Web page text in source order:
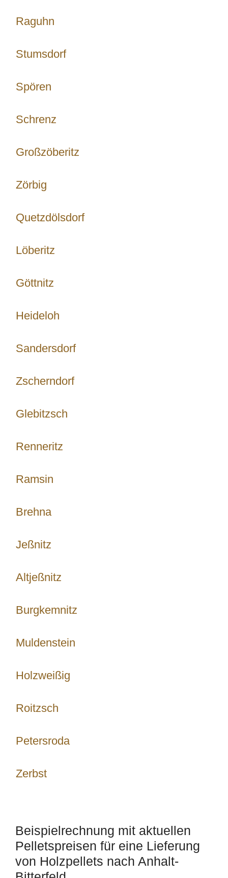
Raguhn
Stumsdorf
Spören
Schrenz
Großzöberitz
Zörbig
Quetzdölsdorf
Löberitz
Göttnitz
Heideloh
Sandersdorf
Zscherndorf
Glebitzsch
Renneritz
Ramsin
Brehna
Jeßnitz
Altjeßnitz
Burgkemnitz
Muldenstein
Holzweißig
Roitzsch
Petersroda
Zerbst
Beispielrechnung mit aktuellen
Pelletspreisen für eine Lieferung
von Holzpellets nach Anhalt-